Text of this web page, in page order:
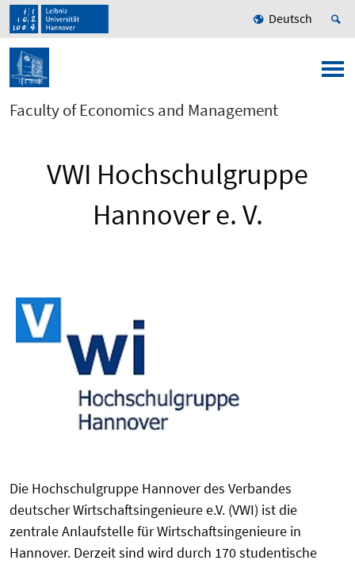
Deutsch
Faculty of Economics and Management
VWI Hochschulgruppe
Hannover e. V.
Die Hochschulgruppe Hannover des Verbandes
deutscher Wirtschaftsingenieure e.V. (VWI) ist die
zentrale Anlaufstelle für Wirtschaftsingenieure in
Hannover. Derzeit sind wird durch 170 studentische